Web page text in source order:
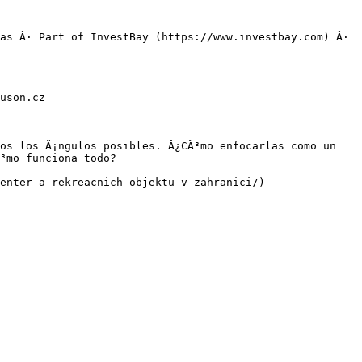
Â· Part of InvestBay (https://www.investbay.com) Â·
Ã¡ngulos posibles. Â¿CÃ³mo enfocarlas como un
funciona todo?
a-rekreacnich-objektu-v-zahranici/)